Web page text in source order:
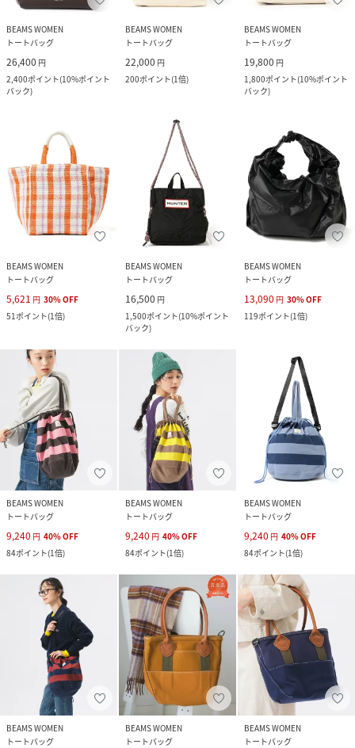
BEAMS WOMEN
トートバッグ
26,400 円
2,400ポイント(10%ポイント
バック)
BEAMS WOMEN
トートバッグ
22,000 円
200ポイント(1倍)
BEAMS WOMEN
トートバッグ
19,800 円
1,800ポイント(10%ポイント
バック)
BEAMS WOMEN
トートバッグ
5,621 円 30%OFF
51ポイント(1倍)
BEAMS WOMEN
トートバッグ
16,500 円
1,500ポイント(10%ポイント
バック)
BEAMS WOMEN
トートバッグ
13,090 円 30%OFF
119ポイント(1倍)
BEAMS WOMEN
トートバッグ
9,240 円 40%OFF
84ポイント(1倍)
BEAMS WOMEN
トートバッグ
9,240 円 40%OFF
84ポイント(1倍)
BEAMS WOMEN
トートバッグ
9,240 円 40%OFF
84ポイント(1倍)
BEAMS WOMEN
トートバッグ
BEAMS WOMEN
トートバッグ
BEAMS WOMEN
トートバッグ